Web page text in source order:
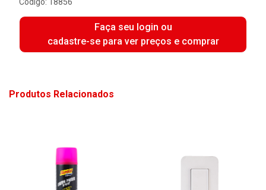
Faça seu login ou
cadastre-se para ver preços e comprar
Produtos Relacionados